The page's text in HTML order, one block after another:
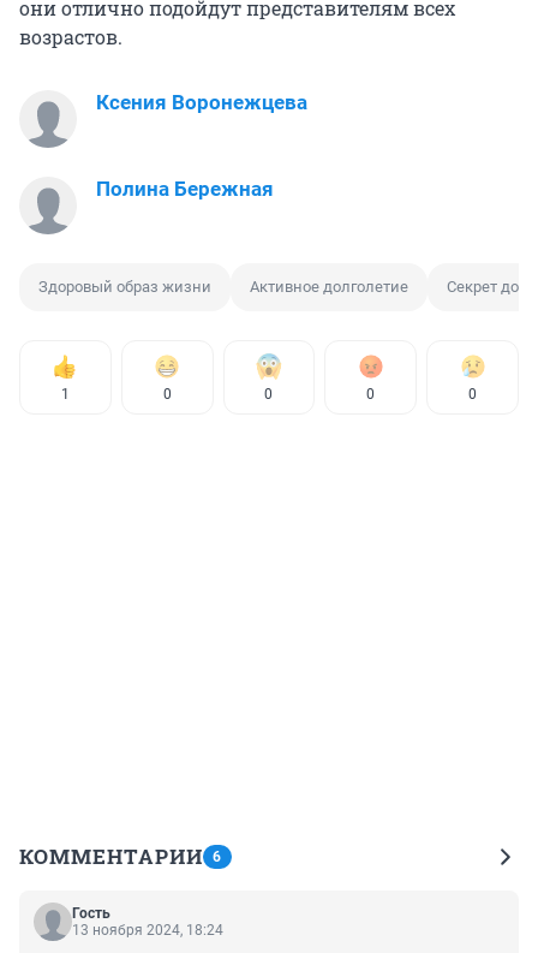
они отлично подойдут представителям всех
возрастов.
Ксения Воронежцева
Полина Бережная
Здоровый образ жизни Активное долголетие Секрет
1 0 0 0 0
КОММЕНТАРИИ 6
Гость
13 ноября 2024, 18:24